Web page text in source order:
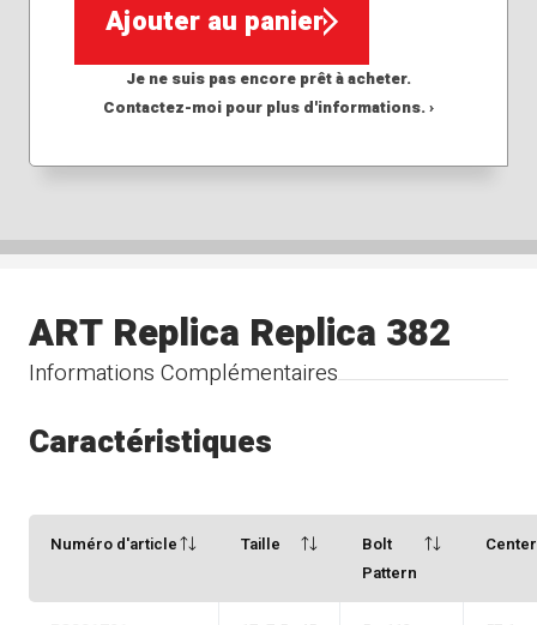
Ajouter au panier
Je ne suis pas encore prêt à acheter.
Contactez-moi pour plus d'informations. ›
Informations Complémentaires
ART Replica Replica 382
Caractéristiques
Numéro d'article Taille
Bolt
Pattern